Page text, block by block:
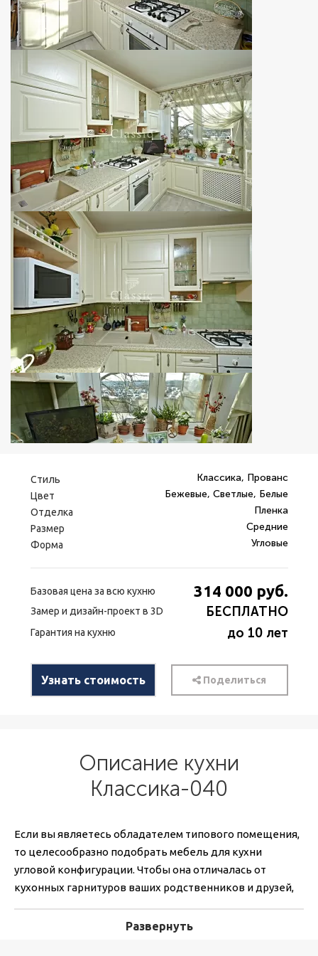
Описание кухни
Классика-040
Если вы являетесь обладателем типового помещения,
то целесообразно подобрать мебель для кухни
угловой конфигурации. Чтобы она отличалась от
кухонных гарнитуров ваших родственников и друзей,
предложить эксклюзивный проект кухни на любой
Развернуть
Стиль Классика, Прованс
Цвет Бежевые, Светлые, Белые
Отделка Пленка
Размер Средние
Форма Угловые
Базовая цена за всю кухню 314 000 руб.
Замер и дизайн-проект в 3D БЕСПЛАТНО
Гарантия на кухню до 10 лет
Узнать стоимость Поделиться